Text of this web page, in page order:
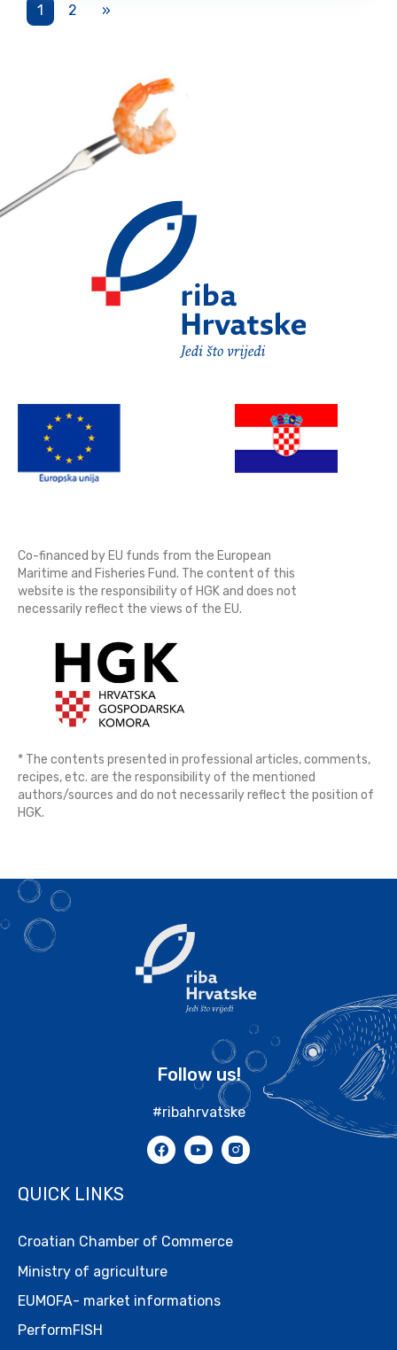
1 2 »
Co-financed by EU funds from the European
Maritime and Fisheries Fund. The content of this
website is the responsibility of HGK and does not
necessarily reflect the views of the EU.
* The contents presented in professional articles, comments,
recipes, etc. are the responsibility of the mentioned
authors/sources and do not necessarily reflect the position of
HGK.
Follow us!
#ribahrvatske
QUICK LINKS
Croatian Chamber of Commerce
Ministry of agriculture
EUMOFA- market informations
PerformFISH